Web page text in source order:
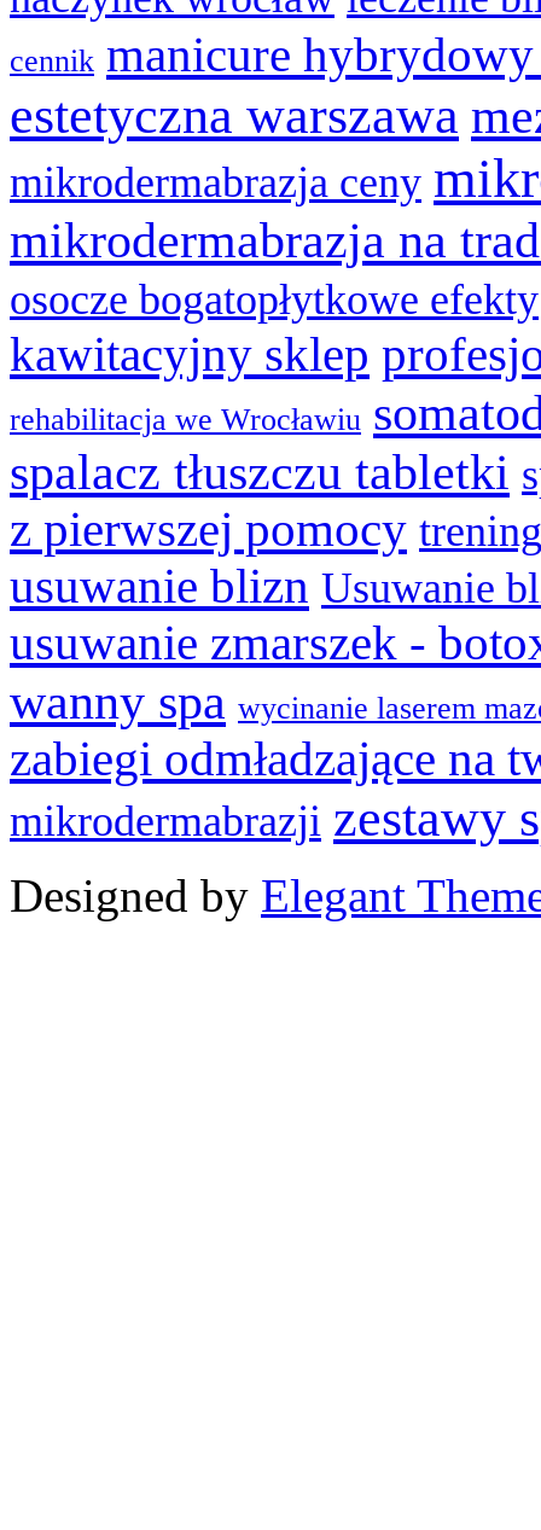
cennik manicure
estetyczna warszawa
mikrodermabrazja ceny
mikrodermabrazja na
osocze bogatopłytkowe efekty
kawitacyjny sklep
rehabilitacja we Wrocławiu
spalacz tłuszczu tabletki
z pierwszej pomocy
usuwanie blizn Usuwanie
usuwanie zmarszek -
wanny spa wycinanie laserem
zabiegi odmładzające na
mikrodermabrazji zestawy
Designed by Elegant